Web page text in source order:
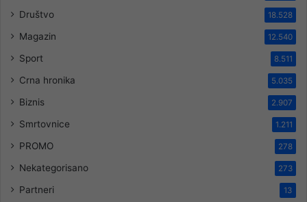
Društvo 18.528
Magazin 12.540
Sport 8.511
Crna hronika 5.035
Biznis 2.907
Smrtovnice 1.211
PROMO 278
Nekategorisano 273
Partneri 13